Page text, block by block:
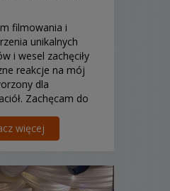
filmowania i
unikalnych
i wesel zachęciły
reakcje na mój
dla
Zachęcam do
więcej